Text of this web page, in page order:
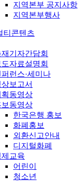
지역본부 공지사항
지역본부행사
티콘텐츠
재기자간담회
도자료설명회
퍼런스·세미나
상보고서
획동영상
보동영상
한국은행 홍보
화폐홍보
외환신고안내
디지털화폐
제교육
어린이
청소년